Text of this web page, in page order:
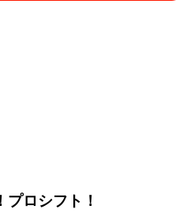
ロシフト！